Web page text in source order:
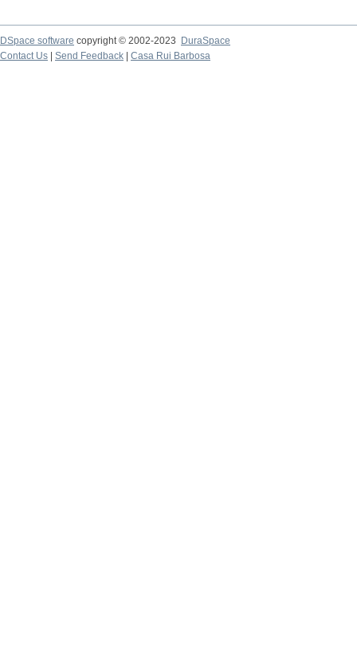
DSpace software copyright © 2002-2023
DuraSpace
Contact Us
Send Feedback Casa Rui Barbosa